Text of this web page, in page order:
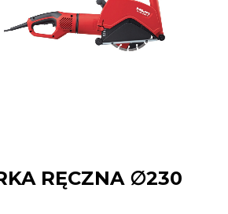
RĘCZNA ∅230